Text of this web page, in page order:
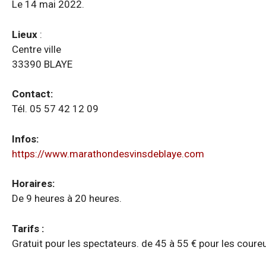
Le 14 mai 2022.
Lieux :
Centre ville
33390 BLAYE
Contact:
Tél. 05 57 42 12 09
Infos:
https://www.marathondesvinsdeblaye.com
Horaires:
De 9 heures à 20 heures.
Tarifs :
Gratuit pour les spectateurs. de 45 à 55 € pour les